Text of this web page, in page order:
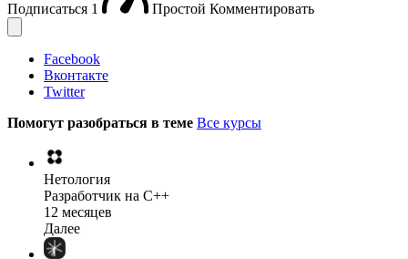
Подписаться 1 Простой Комментировать
Facebook
Вконтакте
Twitter
Помогут разобраться в теме Все курсы
Нетология
Разработчик на C++
12 месяцев
Далее